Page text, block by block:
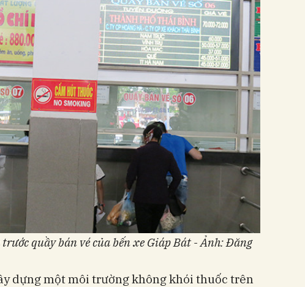
quầy bán vé của bến xe Giáp Bát - Ảnh: Đăng
dựng một môi trường không khói thuốc trên